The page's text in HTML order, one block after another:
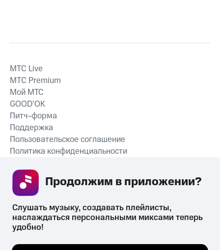
СКАЧАТЬ ПРИЛОЖЕНИЕ
MTС Live
MTС Premium
Мой МТС
GOOD’OK
Питч-форма
Поддержка
Пользовательское соглашение
Политика конфиденциальности
психотропных веществ, их аналогов причиняет вред здоровью,
Слушать музыку, создавать плейлисты,
наслаждаться персональными миксами теперь
удобно!